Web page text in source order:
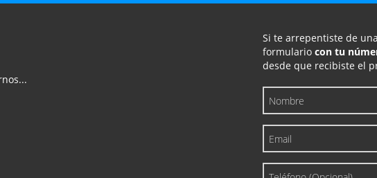
Si te arrepentiste de
formulario con tu
desde que recibiste el